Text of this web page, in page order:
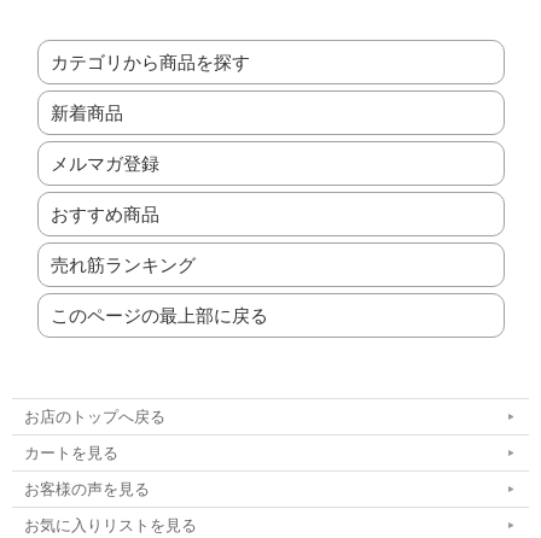
カテゴリから商品を探す
新着商品
メルマガ登録
おすすめ商品
売れ筋ランキング
このページの最上部に戻る
お店のトップへ戻る
カートを見る
お客様の声を見る
お気に入りリストを見る